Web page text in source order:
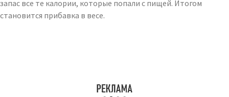
запас все те калории, которые попали с пищей. Итогом
становится прибавка в весе.